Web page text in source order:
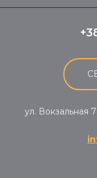
ул. Вокзальная